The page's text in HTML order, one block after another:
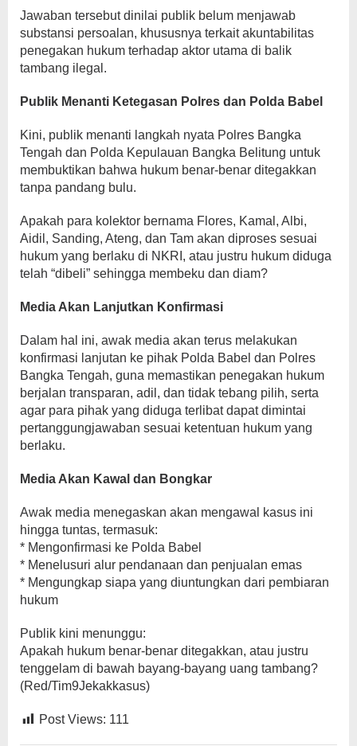
Jawaban tersebut dinilai publik belum menjawab
substansi persoalan, khususnya terkait akuntabilitas
penegakan hukum terhadap aktor utama di balik
tambang ilegal.
Publik Menanti Ketegasan Polres dan Polda Babel
Kini, publik menanti langkah nyata Polres Bangka
Tengah dan Polda Kepulauan Bangka Belitung untuk
membuktikan bahwa hukum benar-benar ditegakkan
tanpa pandang bulu.
Apakah para kolektor bernama Flores, Kamal, Albi,
Aidil, Sanding, Ateng, dan Tam akan diproses sesuai
hukum yang berlaku di NKRI, atau justru hukum diduga
telah “dibeli” sehingga membeku dan diam?
Media Akan Lanjutkan Konfirmasi
Dalam hal ini, awak media akan terus melakukan
konfirmasi lanjutan ke pihak Polda Babel dan Polres
Bangka Tengah, guna memastikan penegakan hukum
berjalan transparan, adil, dan tidak tebang pilih, serta
agar para pihak yang diduga terlibat dapat dimintai
pertanggungjawaban sesuai ketentuan hukum yang
berlaku.
Media Akan Kawal dan Bongkar
Awak media menegaskan akan mengawal kasus ini
hingga tuntas, termasuk:
* Mengonfirmasi ke Polda Babel
* Menelusuri alur pendanaan dan penjualan emas
* Mengungkap siapa yang diuntungkan dari pembiaran
hukum
Publik kini menunggu:
Apakah hukum benar-benar ditegakkan, atau justru
tenggelam di bawah bayang-bayang uang tambang?
(Red/Tim9Jekakkasus)
Post Views: 111